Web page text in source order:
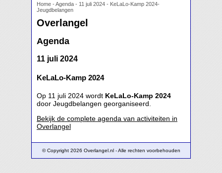
Home -Agenda - 11 juli 2024 - KeLaLo-Kamp 2024-
Jeugdbelangen
Overlangel
Agenda
11 juli 2024
KeLaLo-Kamp 2024
Op 11 juli 2024 wordt KeLaLo-Kamp 2024
door Jeugdbelangen georganiseerd.
Bekijk de complete agenda van activiteiten in
Overlangel
© Copyright 2026 Overlangel.nl - Alle rechten voorbehouden